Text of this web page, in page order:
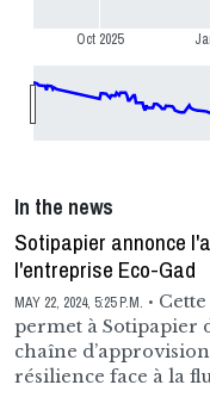
Oct 2025
In the news
Sotipapier annonce
l'entreprise Eco-Gad
MAY 22, 2024, 5:25 P.M.
permet à Sotipapier
chaîne
résilience face à la